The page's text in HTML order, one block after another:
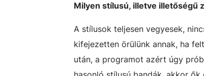
Milyen stílusú, illetve illetőségű
A stílusok teljesen vegyesek,
kifejezetten örülünk annak, ha
után, a programot azért úgy